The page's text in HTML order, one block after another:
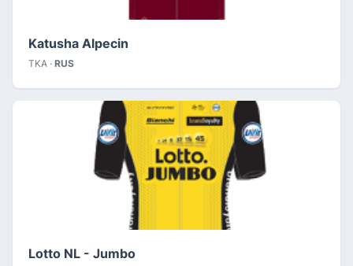
Katusha Alpecin
TKA · RUS
Lotto NL - Jumbo